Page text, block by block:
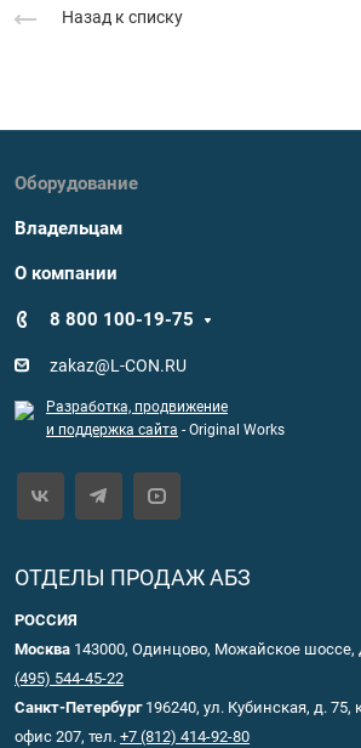
Назад к списку
Оборудование
Владельцам
О компании
8 800 100-19-75
zakaz@L-CON.RU
Разработка, продвижение
и поддержка сайта - Original Works
ОТДЕЛЫ ПРОДАЖ АБЗ
РОССИЯ
Москва 143000, Одинцово, Можайское шоссе,
(495) 544-45-22
Санкт-Петербург196240, ул. Кубинская, д. 75,
офис 207, тел. +7 (812) 414-92-80